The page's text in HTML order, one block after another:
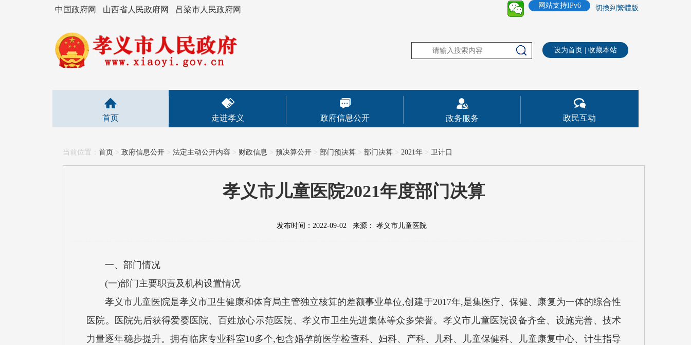
中国政府网 山西省人民政府网 吕梁市人民政府网 切換到繁體版
网站支持IPv6
设为首页 收藏本站
首页 走进孝义 政府信息公开 政务服务 政民互动
当前位置： 首页 > 政府信息公开 > 法定主动公开内容 > 财政信息 > 预决算公开 > 部门预决算 > 部门决算 > 2021年 > 卫计口
孝义市儿童医院2021年度部门决算
发布时间：2022-09-02 来源： 孝义市儿童医院
一、部门情况
(一)部门主要职责及机构设置情况
孝义市儿童医院是孝义市卫生健康和体育局主管独立核算的差额事业单位,创建于2017年,是集医疗、保健、康复为一体的综合性
医院。医院先后获得爱婴医院、百姓放心示范医院、孝义市卫生先进集体等众多荣誉。孝义市儿童医院设备齐全、设施完善、技术
力量逐年稳步提升。拥有临床专业科室10多个,包含婚孕前医学检查科、妇科、产科、儿科、儿童保健科、儿童康复中心、计生指导